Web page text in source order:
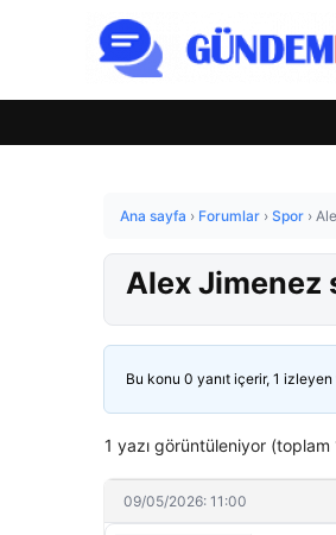
Ana sayfa › Forumlar › Spor ›
Alex Jimenez
Bu konu 0 yanıt içerir, 1 izleyen
1 yazı görüntüleniyor (toplam
09/05/2026: 11:00